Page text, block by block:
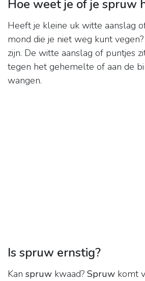
Hoe weet je of je spruw
Heeft je kleine uk witte aanslag
mond die je niet weg kunt
zijn. De witte aanslag of puntjes
tegen het gehemelte of aan de
wangen.
Is spruw ernstig?
Kan spruw kwaad? Spruw komt